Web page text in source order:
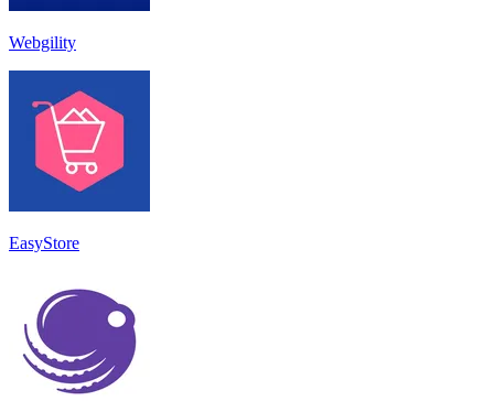
Webgility
EasyStore